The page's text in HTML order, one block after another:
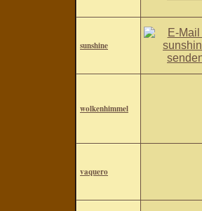
sunshine
wolkenhimmel
vaquero